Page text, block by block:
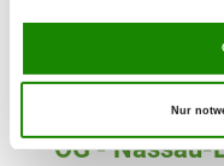
Nur
Am Emminger
56220
OG - Nassau-